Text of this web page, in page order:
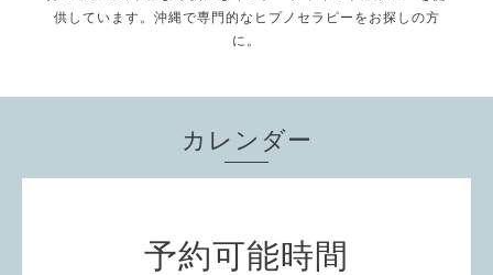
供しています。沖縄で専門的なヒプノセラピーをお探しの方
に。
カレンダー
予約可能時間